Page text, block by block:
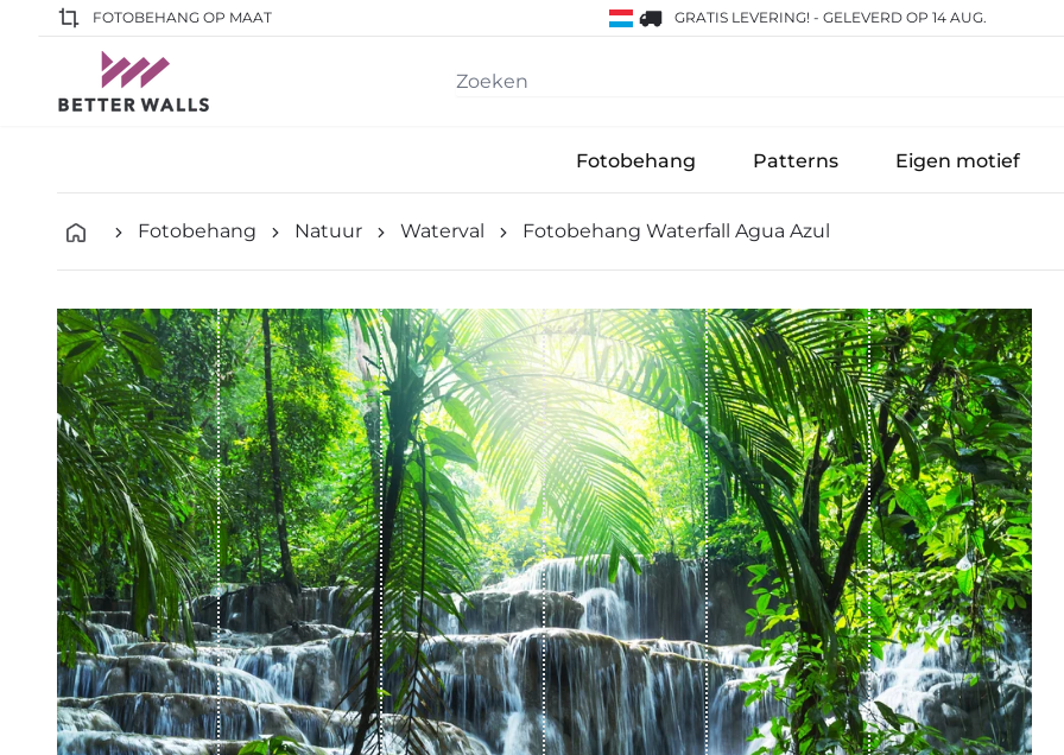
FOTOBEHANG OP MAAT GRATIS LEVERING! - GELEVERD OP 14 AUG.
Fotobehang Patterns Eigen motief
Fotobehang Natuur Waterval Fotobehang Waterfall Agua Azul